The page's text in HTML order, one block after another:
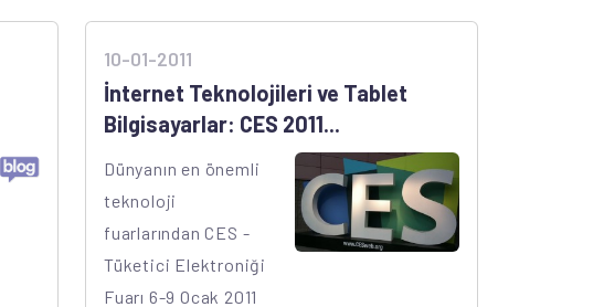
10-01-2011
İnternet Teknolojileri ve Tablet
Bilgisayarlar: CES 2011...
Dünyanın en önemli
teknoloji
fuarlarından CES -
Tüketici Elektroniği
Fuarı 6-9 Ocak 2011